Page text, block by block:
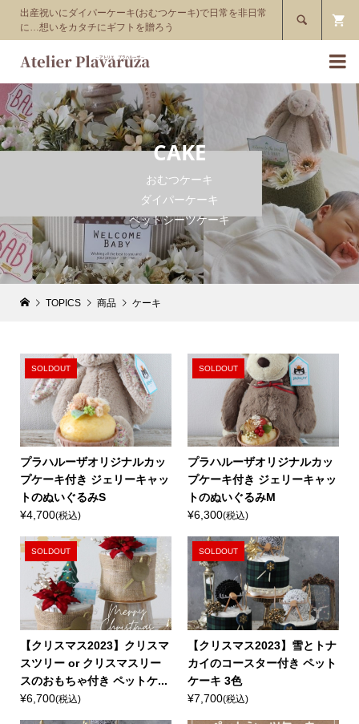
出産祝いにダイパーケーキ(おむつケーキ)で日常を非日常
に…想いをカタチにギフトを贈ろう


CAKE
おむつケーキ
ダイパーケーキ
ペットシーツケーキ
TOPICS 商品 ケーキ
SOLDOUT
プラハルーザオリジナルカッ
プケーキ付き ジェリーキャッ
トのぬいぐるみS
¥4,700(税込)
SOLDOUT
プラハルーザオリジナルカッ
プケーキ付き ジェリーキャッ
トのぬいぐるみM
¥6,300(税込)
SOLDOUT
【クリスマス2023】クリスマ
スツリー or クリスマスリー
スのおもちゃ付き ペットケ...
¥6,700(税込)
SOLDOUT
【クリスマス2023】雪とトナ
カイのコースター付き ペット
ケーキ 3色
¥7,700(税込)